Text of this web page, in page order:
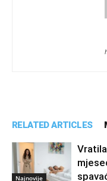
RELATED ARTICLES
Najnovije